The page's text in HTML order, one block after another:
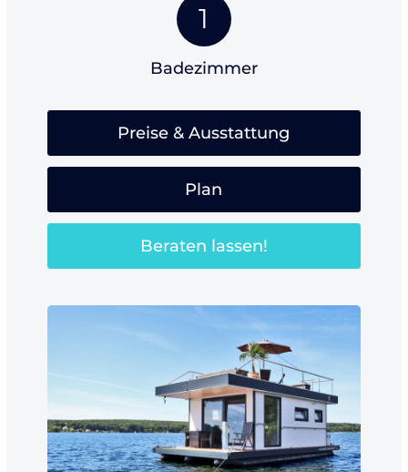
1
Badezimmer
Preise & Ausstattung
Plan
Beraten lassen!